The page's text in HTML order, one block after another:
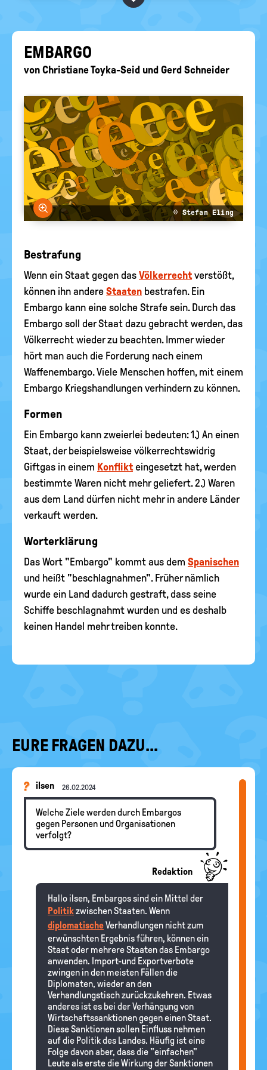
politische
EURE AKTUELLEN FRAGEN...
EM­BAR­GO
von Christiane Toyka-Seid und Gerd Schneider
Bild vergrößern
© Stefan Eling
Bestrafung
Wenn ein Staat gegen das Völkerrechtverstößt,
können ihn andere Staaten bestrafen. Ein
Embargo kann eine solche Strafe sein. Durch das
Embargo soll der Staat dazu gebracht werden, das
Völkerrecht wieder zu beachten. Immer wieder
hört man auch die Forderung nach einem
Waffenembargo. Viele Menschen hoffen, mit einem
Embargo Kriegshandlungen verhindern zu können.
Formen
Ein Embargo kann zweierlei bedeuten: 1.) An einen
Staat, der beispielsweise völkerrechtswidrig
Giftgas in einem Konflikteingesetzt hat, werden
bestimmte Waren nicht mehr geliefert. 2.) Waren
aus dem Land dürfen nicht mehr in andere Länder
verkauft werden.
Worterklärung
Das Wort "Embargo" kommt aus dem Spanischen
und heißt "beschlagnahmen". Früher nämlich
wurde ein Land dadurch gestraft, dass seine
Schiffe beschlagnahmt wurden und es deshalb
keinen Handel mehr treiben konnte.
EURE FRAGEN DAZU...
ilsen 26.02.2024
Welche Ziele werden durch Embargos
gegen Personen und Organisationen
verfolgt?
Redaktion
Hallo ilsen, Embargos sind ein Mittel der
Politikzwischen Staaten. Wenn
diplomatischeVerhandlungen nicht zum
erwünschten Ergebnis führen, können ein
Staat oder mehrere Staaten das Embargo
anwenden. Import-und Exportverbote
zwingen in den meisten Fällen die
Diplomaten, wieder an den
Verhandlungstisch zurückzukehren. Etwas
anderes ist es bei der Verhängung von
Wirtschaftssanktionen gegen einen Staat.
Diese Sanktionen sollen Einfluss nehmen
auf die Politik des Landes. Häufig ist eine
Folge davon aber, dass die "einfachen"
Leute als erste die Wirkung der Sanktionen